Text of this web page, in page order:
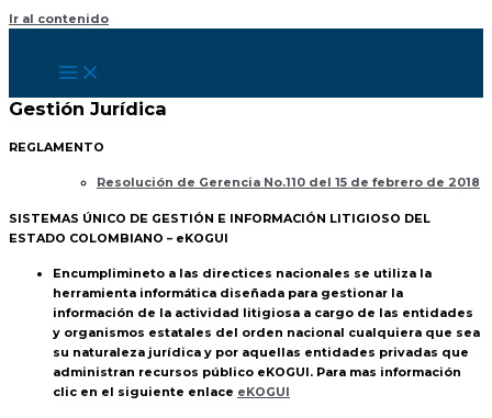
Ir al contenido
Gestión Jurídica
REGLAMENTO
Resolución de Gerencia No.110 del 15 de febrero de 2018
SISTEMAS ÚNICO DE GESTIÓN E INFORMACIÓN LITIGIOSO DEL
ESTADO COLOMBIANO – eKOGUI
Encumplimineto a las directices nacionales se utiliza la
herramienta informática diseñada para gestionar la
información de la actividad litigiosa a cargo de las entidades
y organismos estatales del orden nacional cualquiera que sea
su naturaleza jurídica y por aquellas entidades privadas que
administran recursos público eKOGUI. Para mas información
clic en el siguiente enlace eKOGUI